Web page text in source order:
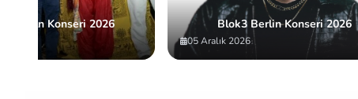
Köln Konseri 2026 Blok3 Berlin Konseri 2026
05 Aralık 2026